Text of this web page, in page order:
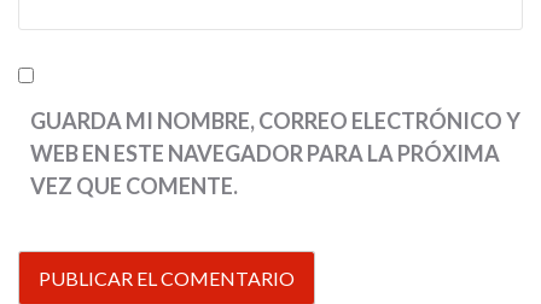
GUARDA MI NOMBRE, CORREO ELECTRÓNICO Y
WEB EN ESTE NAVEGADOR PARA LA PRÓXIMA
VEZ QUE COMENTE.